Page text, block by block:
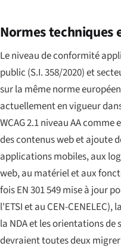
Normes techniques
Le niveau de conformité
public (S.I. 358/2020) et
sur la même norme
actuellement en vigueur
WCAG 2.1 niveau AA
des contenus web et ajoute
applications mobiles, aux
web, au matériel et aux
fois EN 301 549 mise à jour
l'ETSI et au CEN-
la NDA et les orientations de
devraient toutes deux